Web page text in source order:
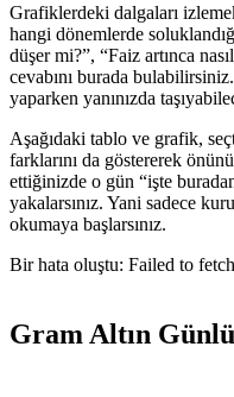
Grafiklerdeki dalgaları
hangi dönemlerde
düşer mi?”, “Faiz artınca
cevabını burada bulabilirsiniz.
yaparken yanınızda
Aşağıdaki tablo ve grafik,
farklarını da göstererek
ettiğinizde o gün “işte
yakalarsınız. Yani sadece
okumaya başlarsınız.
Bir hata oluştu: Failed to fetch
Gram Altın